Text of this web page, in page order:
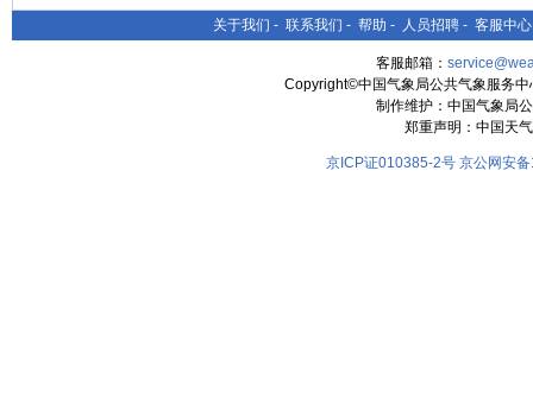
关于我们 - 联系我们 - 帮助 - 人员招聘 - 客服中心
客服邮箱：
Copyright©中国气象局公共气象服务
制作维护：中国气象局
郑重声明：中国天
京ICP证010385-2号 京公网安